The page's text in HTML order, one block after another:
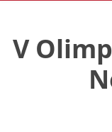
V